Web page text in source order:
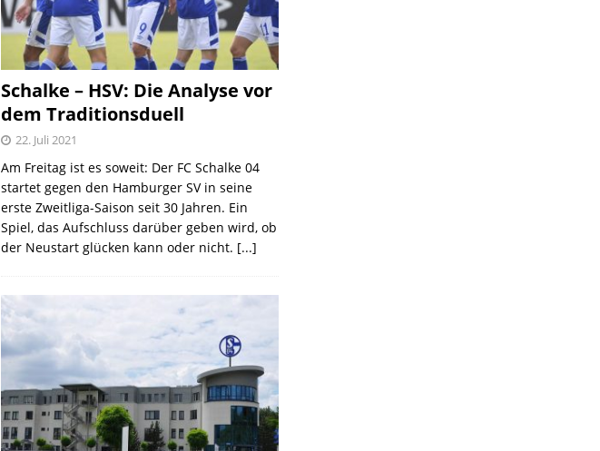
Schalke – HSV: Die Analyse vor
dem Traditionsduell
22. Juli 2021
Am Freitag ist es soweit: Der FC Schalke 04
startet gegen den Hamburger SV in seine
erste Zweitliga-Saison seit 30 Jahren. Ein
Spiel, das Aufschluss darüber geben wird, ob
der Neustart glücken kann oder nicht. [...]